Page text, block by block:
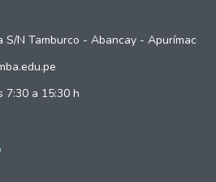
S/N Tamburco - Abancay - Apurímac
7:30 a 15:30 h